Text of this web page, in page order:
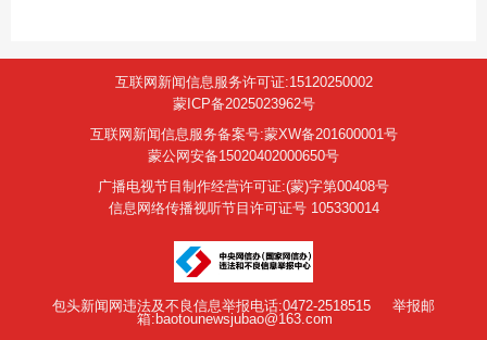
互联网新闻信息服务许可证:15120250002
蒙ICP备2025023962号
互联网新闻信息服务备案号:蒙XW备201600001号
蒙公网安备15020402000650号
广播电视节目制作经营许可证:(蒙)字第00408号
信息网络传播视听节目许可证号 105330014
包头新闻网违法及不良信息举报电话:0472-2518515
举报邮
箱:baotounewsjubao@163.com